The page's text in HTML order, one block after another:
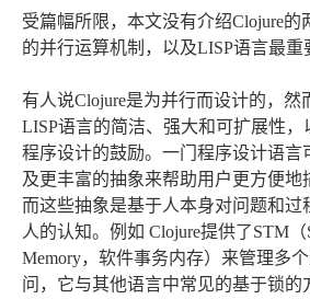
受篇幅所限，本文没有介绍Clojure的
的并行运算机制，以及LISP语言最重
有人说Clojure是为并行而设计的，然
LISP语言的简洁、强大和可扩展性，
程序设计的鼓励。一门程序设计语言
及更丰富的抽象来帮助用户更方便地
而这些抽象是基于人本身对问题和过
人的认知。例如 Clojure提供了STM（
Memory，软件事务内存）来管理多
问，它与其他语言中常见的基于锁的